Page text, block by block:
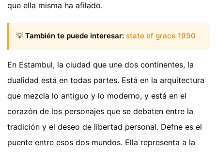
que ella misma ha afilado.
💡 También te puede interesar: state of grace 1990
En Estambul, la ciudad que une dos continentes, la
dualidad está en todas partes. Está en la arquitectura
que mezcla lo antiguo y lo moderno, y está en el
corazón de los personajes que se debaten entre la
tradición y el deseo de libertad personal. Defne es el
puente entre esos dos mundos. Ella representa a la